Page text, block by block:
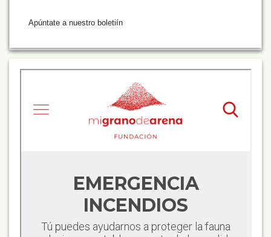
Apúntate a nuestro boletiín